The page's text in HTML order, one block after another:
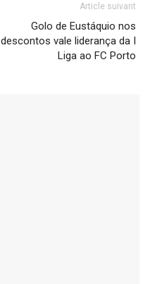
Article suivant
Golo de Eustáquio nos
descontos vale liderança da I
Liga ao FC Porto